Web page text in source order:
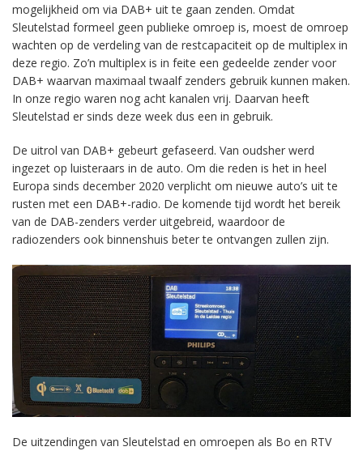
mogelijkheid om via DAB+ uit te gaan zenden. Omdat
Sleutelstad formeel geen publieke omroep is, moest de omroep
wachten op de verdeling van de restcapaciteit op de multiplex in
deze regio. Zo’n multiplex is in feite een gedeelde zender voor
DAB+ waarvan maximaal twaalf zenders gebruik kunnen maken.
In onze regio waren nog acht kanalen vrij. Daarvan heeft
Sleutelstad er sinds deze week dus een in gebruik.
De uitrol van DAB+ gebeurt gefaseerd. Van oudsher werd
ingezet op luisteraars in de auto. Om die reden is het in heel
Europa sinds december 2020 verplicht om nieuwe auto’s uit te
rusten met een DAB+-radio. De komende tijd wordt het bereik
van de DAB-zenders verder uitgebreid, waardoor de
radiozenders ook binnenshuis beter te ontvangen zullen zijn.
De uitzendingen van Sleutelstad en omroepen als Bo en RTV